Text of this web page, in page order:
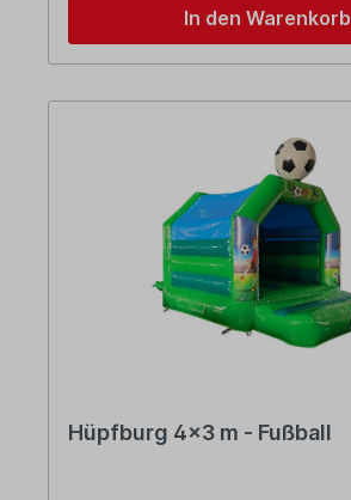
In den Warenkorb
Hüpfburg 4x3 m - Fußball